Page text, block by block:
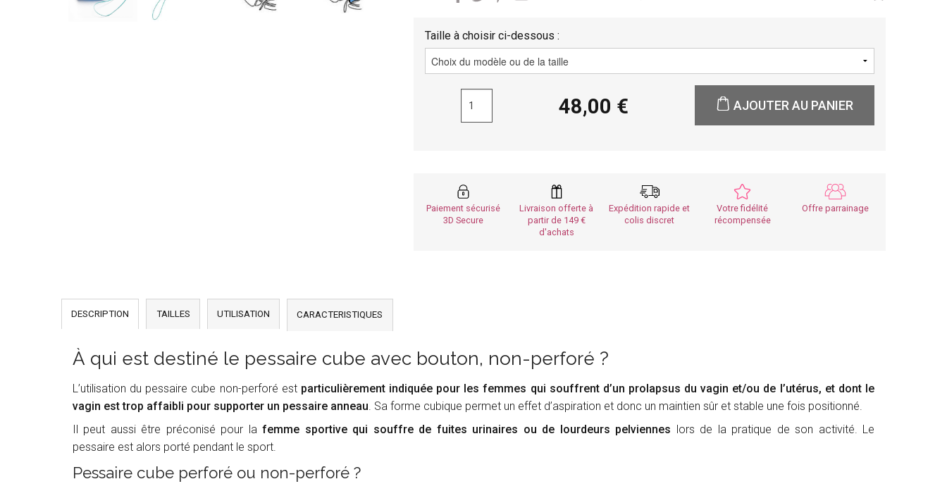
Taille à choisir ci-dessous :
48,00 AJOUTER AU PANIER
Paiement sécurisé
3D Secure
Livraison offerte à
partir de 149
d'achats
Expédition rapide et
colis discret
Votre fidélité
récompensée
Offre parrainage
DESCRIPTION TAILLES UTILISATION CARACTERISTIQUES
À qui est destiné le pessaire cube avec bouton, non-perforé ?
L’utilisation du pessaire cube non-perforé est particulièrement indiquée pour les femmes qui souffrent d’un prolapsus du vagin et/ou de l’utérus, et dont le
vagin est trop affaibli pour supporter un pessaire anneau. Sa forme cubique permet un effet d’aspiration et donc un maintien sûr et stable une fois positionné.
Il peut aussi être préconisé pour lafemme sportive qui souffre de fuites urinaires ou de lourdeurs pelviennes lors de la pratique de son activité. Le
pessaire est alors porté pendant le sport.
Pessaire cube perforé ou non-perforé ?